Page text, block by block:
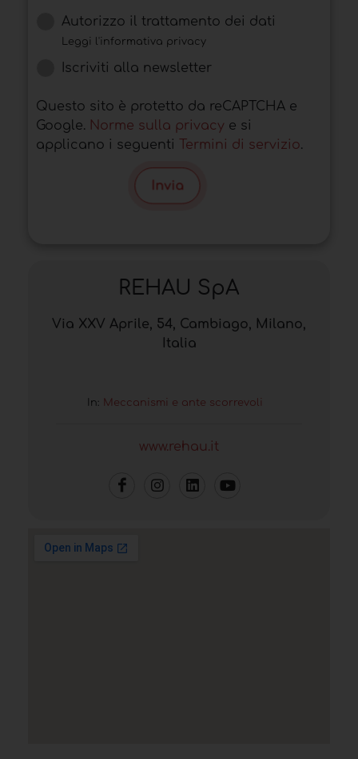
Autorizzo il trattamento dei dati
Leggi l'informativa privacy
Iscriviti alla newsletter
Questo sito è protetto da reCAPTCHA e
Google. Norme sulla privacy e si
applicano i seguenti
Termini di servizio.
Invia
REHAU SpA
Via XXV Aprile, 54, Cambiago, Milano,
Italia
In: Meccanismi e ante scorrevoli
www.rehau.it